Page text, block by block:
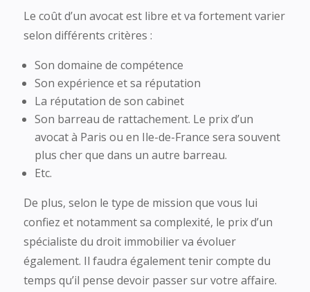
Le coût d’un avocat est libre et va fortement varier
selon différents critères :
Son domaine de compétence
Son expérience et sa réputation
La réputation de son cabinet
Son barreau de rattachement. Le prix d’un
avocat à Paris ou en Ile-de-France sera souvent
plus cher que dans un autre barreau.
Etc.
De plus, selon le type de mission que vous lui
confiez et notamment sa complexité, le prix d’un
spécialiste du droit immobilier va évoluer
également. Il faudra également tenir compte du
temps qu’il pense devoir passer sur votre affaire.